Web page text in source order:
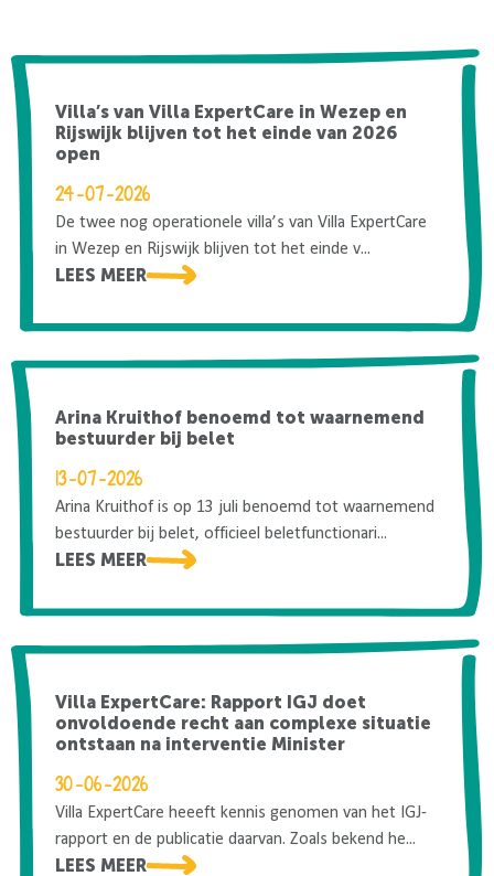
Villa’s van Villa ExpertCare in Wezep en
Rijswijk blijven tot het einde van 2026
open
24-07-2026
De twee nog operationele villa’s van Villa ExpertCare
in Wezep en Rijswijk blijven tot het einde v...
LEES MEER
Arina Kruithof benoemd tot waarnemend
bestuurder bij belet
13-07-2026
Arina Kruithof is op 13 juli benoemd tot waarnemend
bestuurder bij belet, officieel beletfunctionari...
LEES MEER
Villa ExpertCare: Rapport IGJ doet
onvoldoende recht aan complexe situatie
ontstaan na interventie Minister
30-06-2026
Villa ExpertCare heeeft kennis genomen van het IGJ-
rapport en de publicatie daarvan. Zoals bekend he...
LEES MEER